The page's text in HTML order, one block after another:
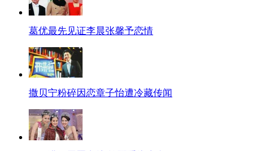
葛优最先见证李晨张馨予恋情
撒贝宁粉碎因恋章子怡遭冷藏传闻